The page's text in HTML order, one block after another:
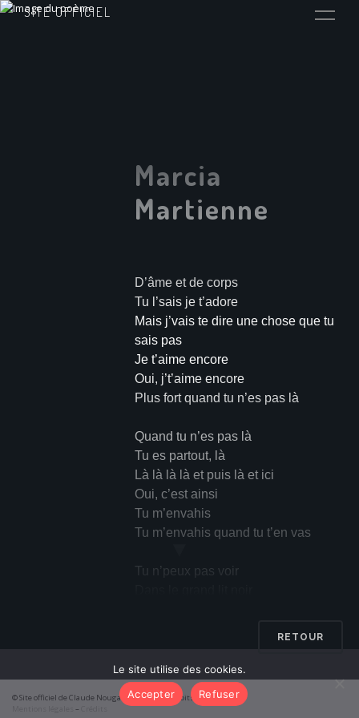
SITE OFFICIEL
Marcia
Martienne
D’âme et de corps
Tu l’sais je t’adore
Mais j’vais te dire une chose que tu
sais pas
Je t’aime encore
Oui, j’t’aime encore
Plus fort quand tu n’es pas là
Quand tu n’es pas là
Tu es partout, là
Là là là là et puis là et ici
Oui, c’est ainsi
Tu m’envahis
Tu m’envahis quand tu t’en vas
Tu n’peux pas voir
Quand tu n’es pas là
Ton fantôme de draps
Dans mes bras
RETOUR
© Site officiel de Claude Nougaro 2026 – Tous droits réservés
–
Le site utilise des cookies.
Accepter
Refuser